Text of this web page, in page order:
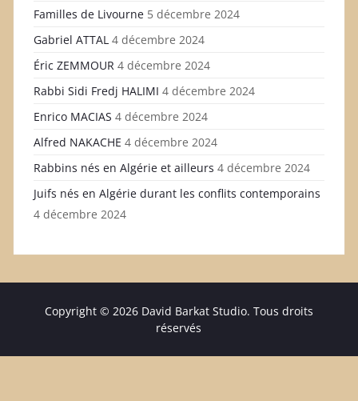
Familles de Livourne 5 décembre 2024
Gabriel ATTAL 4 décembre 2024
Éric ZEMMOUR 4 décembre 2024
Rabbi Sidi Fredj HALIMI 4 décembre 2024
Enrico MACIAS 4 décembre 2024
Alfred NAKACHE 4 décembre 2024
Rabbins nés en Algérie et ailleurs 4 décembre 2024
Juifs nés en Algérie durant les conflits contemporains
4 décembre 2024
Copyright © 2026 David Barkat Studio. Tous droits
réservés